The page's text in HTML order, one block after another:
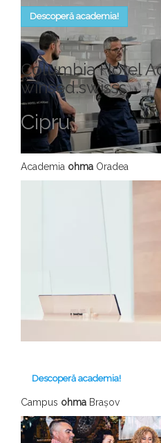
Descoperă academia!
Columbia Hotel
winsed.swisss
Cipru
Academia ohma Oradea
Descoperă academia!
Campus ohma Brașov